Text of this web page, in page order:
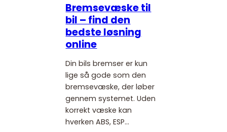
kvalitet
Bremsevæske til
bil – find den
bedste løsning
online
Din bils bremser er kun
lige så gode som den
bremsevæske, der løber
gennem systemet. Uden
korrekt væske kan
hverken ABS, ESP…